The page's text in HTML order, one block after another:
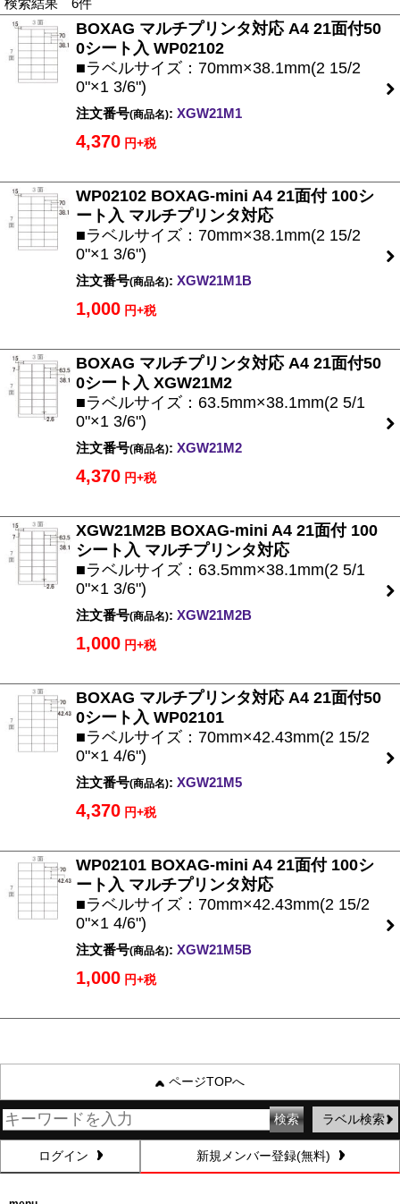
検索結果 6件
BOXAG マルチプリンタ対応 A4 21面付50
0シート入 WP02102
■ラベルサイズ：70mm×38.1mm(2 15/2
0"×1 3/6")
注文番号(商品名): XGW21M1
4,370 円+税
WP02102 BOXAG-mini A4 21面付 100シ
ート入 マルチプリンタ対応
■ラベルサイズ：70mm×38.1mm(2 15/2
0"×1 3/6")
注文番号(商品名): XGW21M1B
1,000 円+税
BOXAG マルチプリンタ対応 A4 21面付50
0シート入 XGW21M2
■ラベルサイズ：63.5mm×38.1mm(2 5/1
0"×1 3/6")
注文番号(商品名): XGW21M2
4,370 円+税
XGW21M2B BOXAG-mini A4 21面付 100
シート入 マルチプリンタ対応
■ラベルサイズ：63.5mm×38.1mm(2 5/1
0"×1 3/6")
注文番号(商品名): XGW21M2B
1,000 円+税
BOXAG マルチプリンタ対応 A4 21面付50
0シート入 WP02101
■ラベルサイズ：70mm×42.43mm(2 15/2
0"×1 4/6")
注文番号(商品名): XGW21M5
4,370 円+税
WP02101 BOXAG-mini A4 21面付 100シ
ート入 マルチプリンタ対応
■ラベルサイズ：70mm×42.43mm(2 15/2
0"×1 4/6")
注文番号(商品名): XGW21M5B
1,000 円+税
ページTOPへ
ラベル検索
ログイン 新規メンバー登録(無料)